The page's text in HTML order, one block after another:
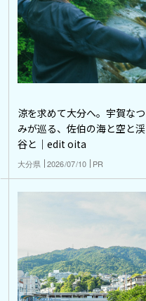
涼を求めて大分へ。宇賀なつ
みが巡る、佐伯の海と空と渓
谷と｜edit oita
大分県 2026/07/10 PR